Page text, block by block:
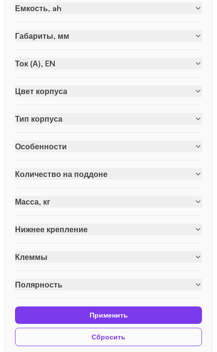
Емкость, ah
Габариты, мм
Ток (А), EN
Цвет корпуса
Тип корпуса
Особенности
Количество на поддоне
Масса, кг
Нижнее крепление
Клеммы
Полярность
Применить
Сбросить